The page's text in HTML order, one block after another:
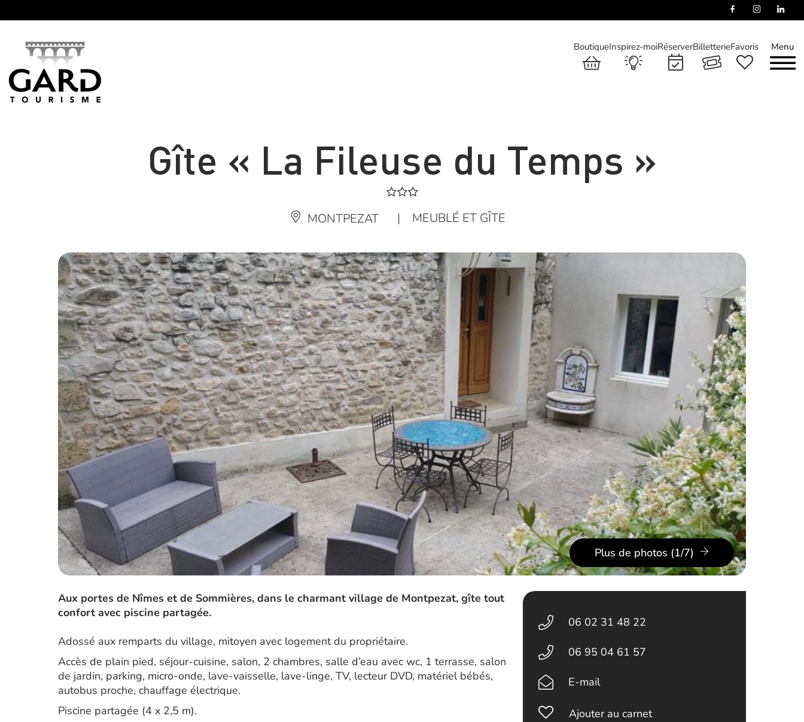
Menu
BoutiqueInspirez-moiRéserverBilletterieFavoris
Gîte « La Fileuse du Temps »
MONTPEZAT | MEUBLÉ ET GÎTE
Plus de photos (1/7)
Aux portes de Nîmes et de Sommières, dans le charmant village de Montpezat, gîte tout
confort avec piscine partagée.
Adossé aux remparts du village, mitoyen avec logement du propriétaire.
Accès de plain pied, séjour-cuisine, salon, 2 chambres, salle d’eau avec wc, 1 terrasse, salon
de jardin, parking, micro-onde, lave-vaisselle, lave-linge, TV, lecteur DVD, matériel bébés,
autobus proche, chauffage électrique.
Piscine partagée (4 x 2,5 m).
06 02 31 48 22
06 95 04 61 57
E-mail
Ajouter au carnet